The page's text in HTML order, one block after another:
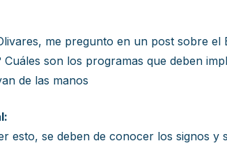
me pregunto en un post sobre
Cuáles son los programas que deben
de las manos
esto, se deben de conocer los signos